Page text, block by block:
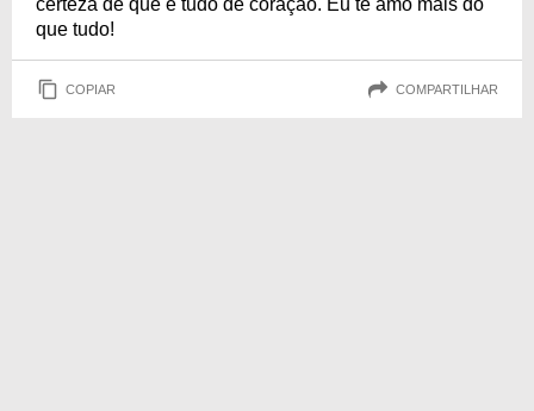
certeza de que é tudo de coração. Eu te amo mais do
que tudo!
COPIAR COMPARTILHAR